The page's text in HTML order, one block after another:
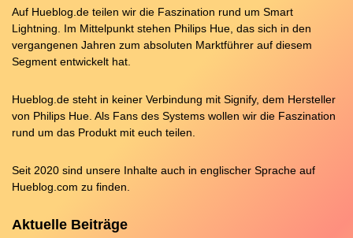
Auf Hueblog.de teilen wir die Faszination rund um Smart
Lightning. Im Mittelpunkt stehen Philips Hue, das sich in den
vergangenen Jahren zum absoluten Marktführer auf diesem
Segment entwickelt hat.
Hueblog.de steht in keiner Verbindung mit Signify, dem Hersteller
von Philips Hue. Als Fans des Systems wollen wir die Faszination
rund um das Produkt mit euch teilen.
Seit 2020 sind unsere Inhalte auch in englischer Sprache auf
Hueblog.com zu finden.
Aktuelle Beiträge